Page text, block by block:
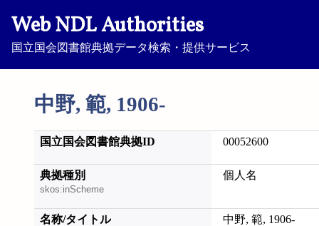
Web NDL Authorities
国立国会図書館典拠データ検索・提供サービス
中野, 範, 1906-
国立国会図書館典拠ID 00052600
典拠種別
skos:inScheme
個人名
名称/タイトル 中野, 範, 1906-